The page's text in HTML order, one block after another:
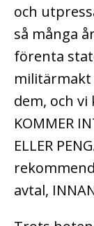
och
så många
förenta
militärmakt
dem, och vi
KOMMER
ELLER
avtal,